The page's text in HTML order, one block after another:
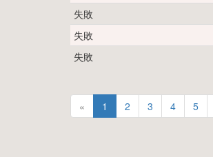
失敗
失敗
失敗
« 1 2 3 4 5